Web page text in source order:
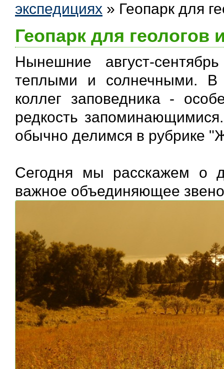
экспедициях » Геопарк для
Геопарк для геологов
Нынешние август-
теплыми и солнечными. В
коллег заповедника -
редкость
обычно делимся в рубрике
Сегодня мы расскажем о
важное объединяющее звено